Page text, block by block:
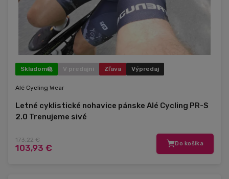
Skladom V predajni Zľava Výpredaj
Alé Cycling Wear
Letné cyklistické nohavice pánske Alé Cycling PR-S
2.0 Trenujeme sivé
173,22 €
103,93 € Do košíka